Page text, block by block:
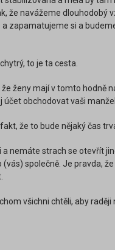
že navážeme dlouhodobý
zapamatujeme si a
to je ta cesta.
ženy mají v tomto hodně
účet obchodovat vaši
že to bude nějaký čas
nemáte strach se otevřít
společně. Je pravda,
všichni chtěli, aby